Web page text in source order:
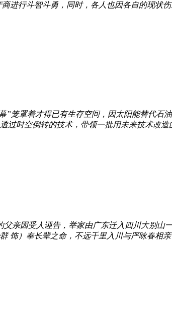
进行斗智斗勇，同时，各人也因各自的现状伤
”笼罩着才得已有生存空间，因太阳能替代
过时空倒转的技术，带领一批用未来技术改造
亲因受人诬告，举家由广东迁入四川大别
饰）奉长辈之命，不远千里入川与严咏春相